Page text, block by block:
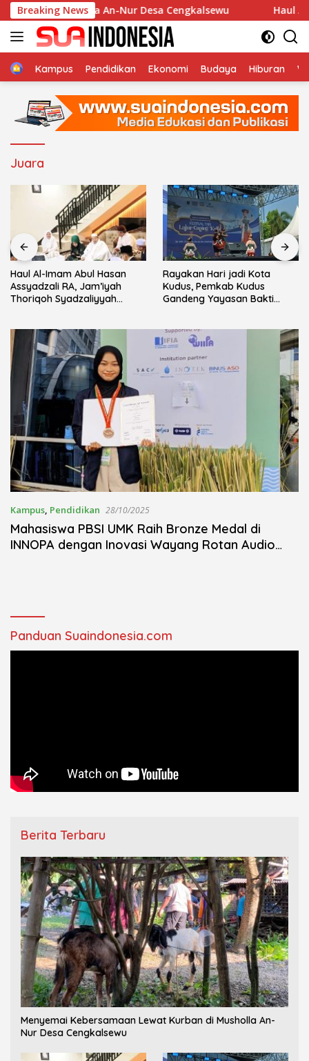
Langsung
ke
konten
Breaking News
di Musholla An-Nur Desa Cengkalsewu Haul Al-
HomeKampus Pendidikan Ekonomi Budaya Hiburan
Juara
Haul Al-Imam Abul Hasan
Assyadzali RA, Jam’iyah
Thoriqoh Syadzaliyyah
Rayakan Hari jadi Kota
Kudus, Pemkab Kudus
Gandeng Yayasan Bakti
Kampus Pendidikan 28/10/2025
Mahasiswa PBSI UMK Raih Bronze Medal di
INNOPA dengan Inovasi Wayang Rotan Audio
Panduan Suaindonesia.com
Berita Terbaru
Menyemai Kebersamaan Lewat Kurban di Musholla An-
Nur Desa Cengkalsewu